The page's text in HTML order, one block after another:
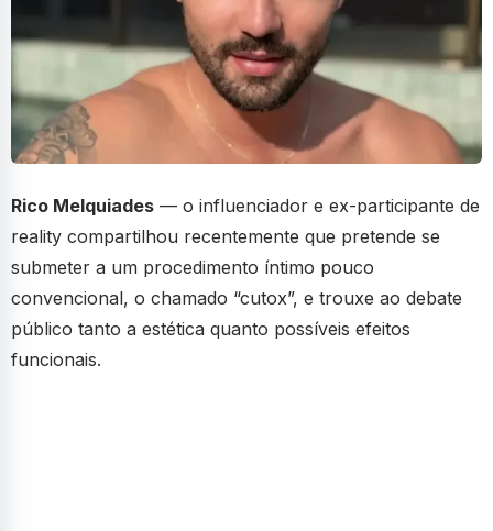
Rico Melquiades — o influenciador e ex-participante de
reality compartilhou recentemente que pretende se
submeter a um procedimento íntimo pouco
convencional, o chamado “cutox”, e trouxe ao debate
público tanto a estética quanto possíveis efeitos
funcionais.